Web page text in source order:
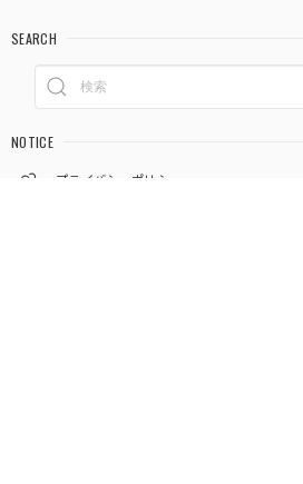
SEARCH
NOTICE
プライバシーポリシー